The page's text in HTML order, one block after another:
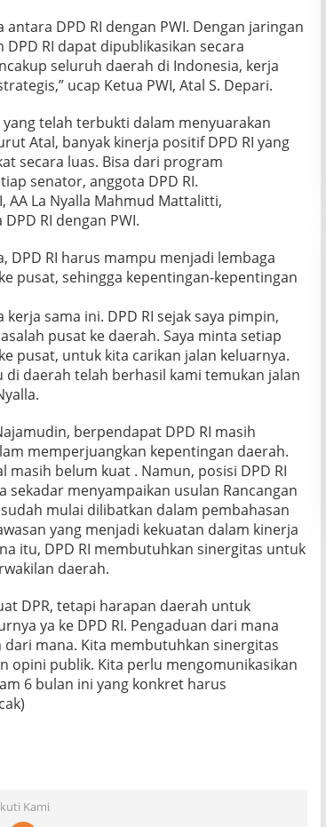
DPD RI dengan PWI. Dengan jaringan
RI dapat dipublikasikan secara
seluruh daerah di Indonesia, kerja
ucap Ketua PWI, Atal S. Depari.
telah terbukti dalam menyuarakan
Atal, banyak kinerja positif DPD RI yang
secara luas. Bisa dari program
senator, anggota DPD RI.
AA La Nyalla Mahmud Mattalitti,
RI dengan PWI.
RI harus mampu menjadi lembaga
pusat, sehingga kepentingan-kepentingan
sama ini. DPD RI sejak saya pimpin,
pusat ke daerah. Saya minta setiap
pusat, untuk kita carikan jalan keluarnya.
daerah telah berhasil kami temukan jalan
berpendapat DPD RI masih
memperjuangkan kepentingan daerah.
masih belum kuat . Namun, posisi DPD RI
menyampaikan usulan Rancangan
mulai dilibatkan dalam pembahasan
yang menjadi kekuatan dalam kinerja
itu, DPD RI membutuhkan sinergitas untuk
daerah.
DPR, tetapi harapan daerah untuk
ya ke DPD RI. Pengaduan dari mana
mana. Kita membutuhkan sinergitas
opini publik. Kita perlu mengomunikasikan
6 bulan ini yang konkret harus
Kami